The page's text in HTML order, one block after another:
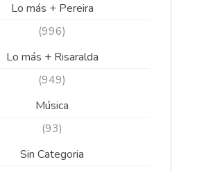
Lo más + Pereira
(996)
Lo más + Risaralda
(949)
Música
(93)
Sin Categoria